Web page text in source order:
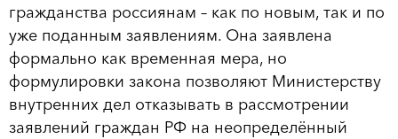
гражданства россиянам – как по новым, так и по
уже поданным заявлениям. Она заявлена
формально как временная мера, но
формулировки закона позволяют Министерству
внутренних дел отказывать в рассмотрении
заявлений граждан РФ на неопределённый